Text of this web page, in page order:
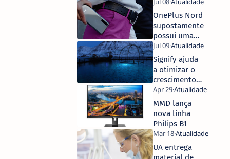
OnePlus Nord
supostamente
possui uma
matriz de
quatro
câmaras com
câmara
primária de
Signify ajuda
a otimizar o
crescimento
do peixe e a
reduzir o
tratamento
do piolho do
mar até 50%
MMD lança
nova linha
Philips B1
UA entrega